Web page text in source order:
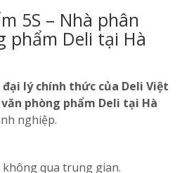
5S – Nhà phân
phẩm Deli tại Hà
đại lý chính thức của Deli Việt
văn phòng phẩm Deli tại Hà
nghiệp.
qua trung gian.